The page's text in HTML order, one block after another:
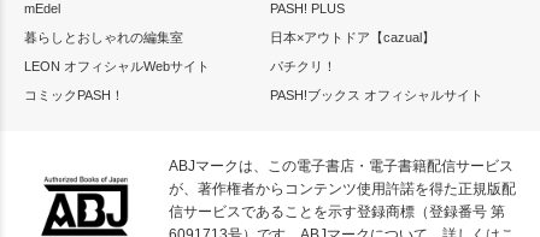
mEdel
PASH! PLUS
暮らしとおしゃれの編集室
日本×アウトドア【cazual】
LEON オフィシャルWebサイト
パチクリ！
コミックPASH！
PASH!ブックス オフィシャルサイト
ABJマークは、この電子書店・電子書籍配信サービス
が、著作権者からコンテンツ使用許諾を得た正規版配
信サービスであることを示す登録商標（登録番号 第